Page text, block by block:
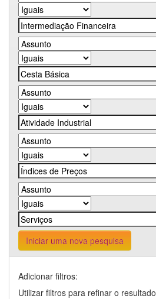
Iniciar uma nova pesquisa
Adicionar filtros:
Utilizar filtros para refinar o